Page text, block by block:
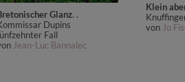
Glanz. .
Dupins
Fall
Jean-Luc Bannalec
Klein
von Jo